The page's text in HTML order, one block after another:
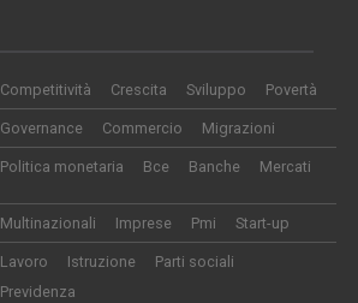
Competitività Crescita Sviluppo Povertà
Governance Commercio Migrazioni
Politica monetaria Bce Banche Mercati
Multinazionali Imprese Pmi Start-up
Lavoro Istruzione
Parti sociali
Previdenza